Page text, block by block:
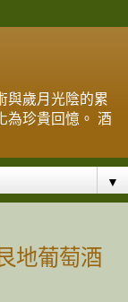
與歲月光陰的累
為珍貴回憶。 酒
▼
地葡萄酒